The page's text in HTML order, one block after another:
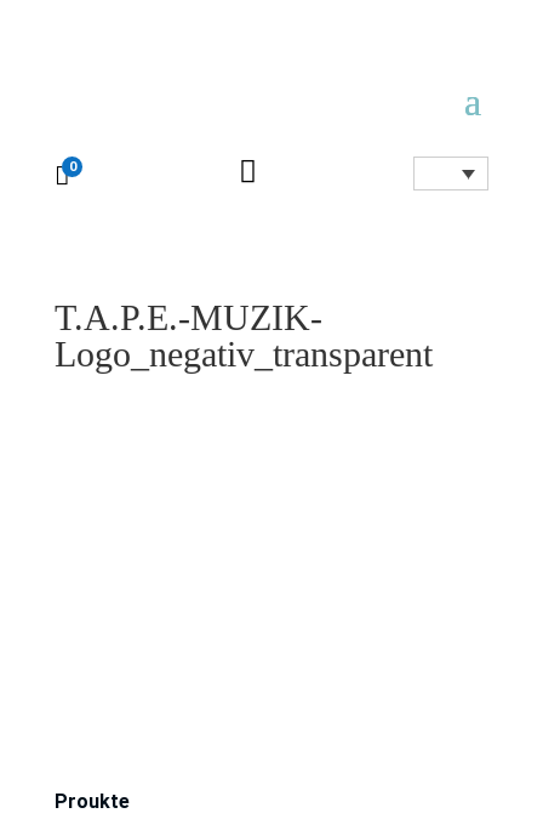
0 
T.A.P.E.-MUZIK-
Logo_negativ_transparent
Proukte